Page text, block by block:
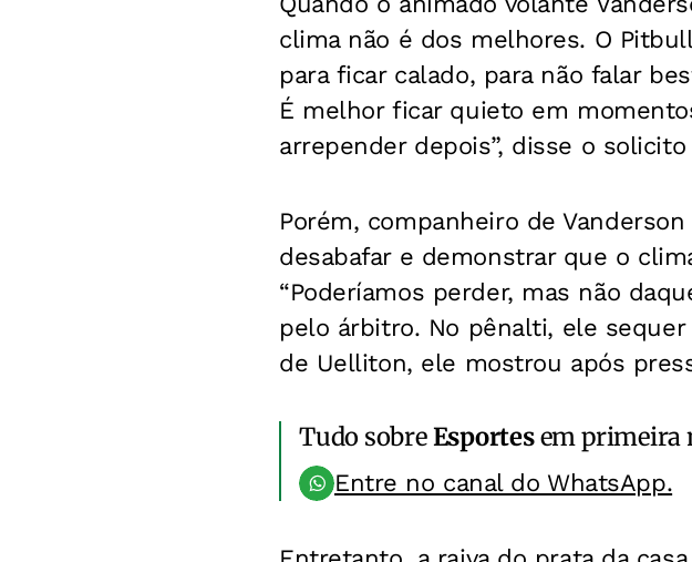
clima não é dos melhores. O
para ficar calado, para não falar
É melhor ficar quieto em
arrepender depois”, disse o
Porém, companheiro de
desabafar e demonstrar que o
“Poderíamos perder, mas não
pelo árbitro. No pênalti, ele
de Uelliton, ele mostrou após
Tudo sobreEsportesem primeira
Entre no canal do WhatsApp.